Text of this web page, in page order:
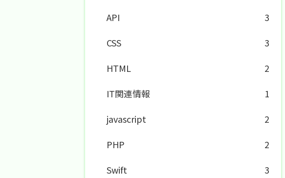
API
3
CSS
3
HTML
2
IT関連情報
1
javascript
2
PHP
2
Swift
3